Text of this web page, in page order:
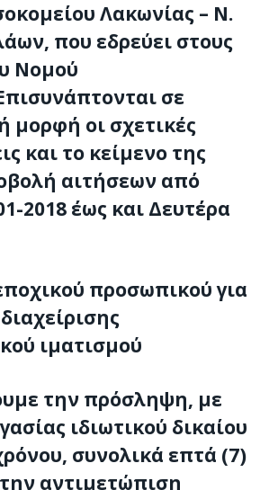
Λακωνίας – Ν.
που εδρεύει στους
Νομού
σε
μορφή οι σχετικές
και το κείμενο της
αιτήσεων από
2018 έως και Δευτέρα
προσωπικού για
ιματισμού
την πρόσληψη, με
ιδιωτικού δικαίου
συνολικά επτά (7)
αντιμετώπιση